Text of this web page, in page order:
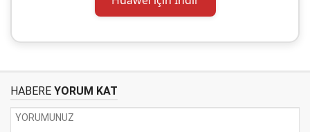
HABERE YORUM KAT